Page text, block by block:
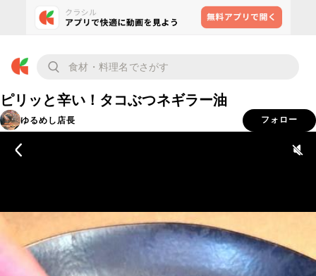
ピリッと辛い！タコぶつネギラー油
ゆるめし店長 フォロー